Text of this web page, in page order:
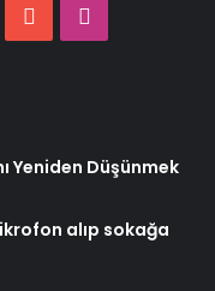
YouTube
Yeniden Düşünmek
alıp sokağa